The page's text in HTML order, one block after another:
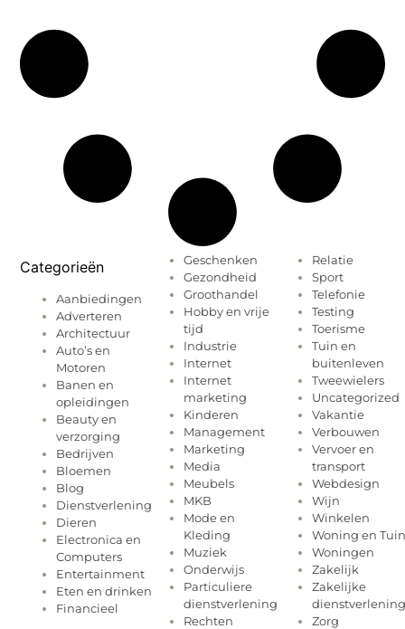
Categorieën
Aanbiedingen
Adverteren
Architectuur
Auto’s en
Motoren
Banen en
opleidingen
Beauty en
verzorging
Bedrijven
Bloemen
Blog
Dienstverlening
Dieren
Electronica en
Computers
Entertainment
Eten en drinken
Financieel
Geschenken
Gezondheid
Groothandel
Hobby en vrije
tijd
Industrie
Internet
Internet
marketing
Kinderen
Management
Marketing
Media
Meubels
MKB
Mode en
Kleding
Muziek
Onderwijs
Particuliere
dienstverlening
Rechten
Relatie
Sport
Telefonie
Testing
Toerisme
Tuin en
buitenleven
Tweewielers
Uncategorized
Vakantie
Verbouwen
Vervoer en
transport
Webdesign
Wijn
Winkelen
Woning en Tuin
Woningen
Zakelijk
Zakelijke
dienstverlening
Zorg